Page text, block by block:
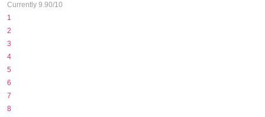
Currently 9.90/10
1
2
3
4
5
6
7
8